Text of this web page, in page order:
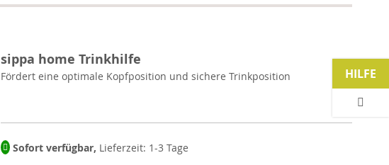
sippa home Trinkhilfe
Fördert eine optimale Kopfposition und sichere Trinkposition
Sofort verfügbar, Lieferzeit: 1-3 Tage
HILFE